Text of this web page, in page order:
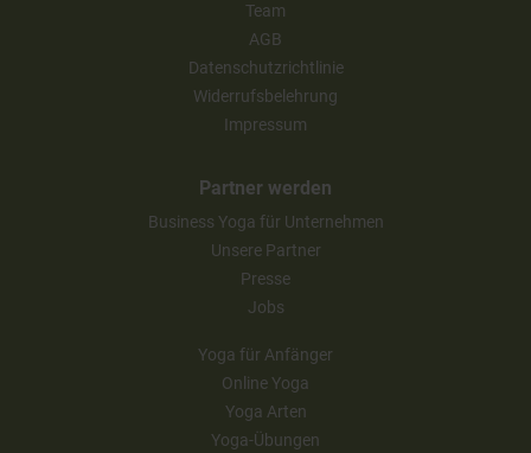
Team
AGB
Datenschutzrichtlinie
Widerrufsbelehrung
Impressum
Partner werden
Business Yoga für Unternehmen
Unsere Partner
Presse
Jobs
Yoga für Anfänger
Online Yoga
Yoga Arten
Yoga-Übungen